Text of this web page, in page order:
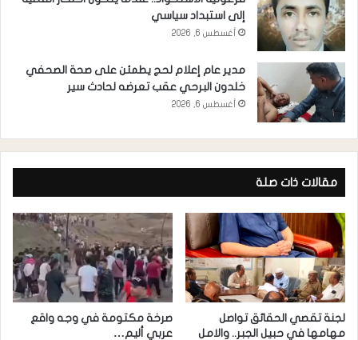
إلى استبداد سياسي
أغسطس 6, 2026
مدير عام إعلام لحج يطمئن على صحة الصحفي
خلدون البرحي عقب تعرضه لحادث سير
أغسطس 6, 2026
مقالات ذات صلة
لجنة تقصي الحقائق تواصل
مهامها في حبيل الجبر.. والامل
صرخة مكتومة في وجه واقع
عربي أليم…